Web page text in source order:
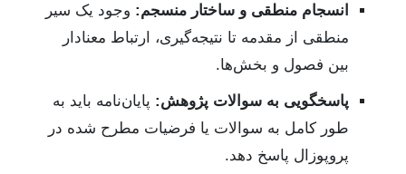
انسجام منطقی و ساختار منسجم: وجود یک سیر
منطقی از مقدمه تا نتیجه‌گیری، ارتباط معنادار
بین فصول و بخش‌ها.
پاسخگویی به سوالات پژوهش: پایان‌نامه باید به
طور کامل به سوالات یا فرضیات مطرح شده در
پروپوزال پاسخ دهد.